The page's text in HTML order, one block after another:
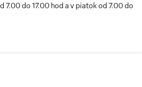
do 17.00 hod a v piatok od 7.00 do